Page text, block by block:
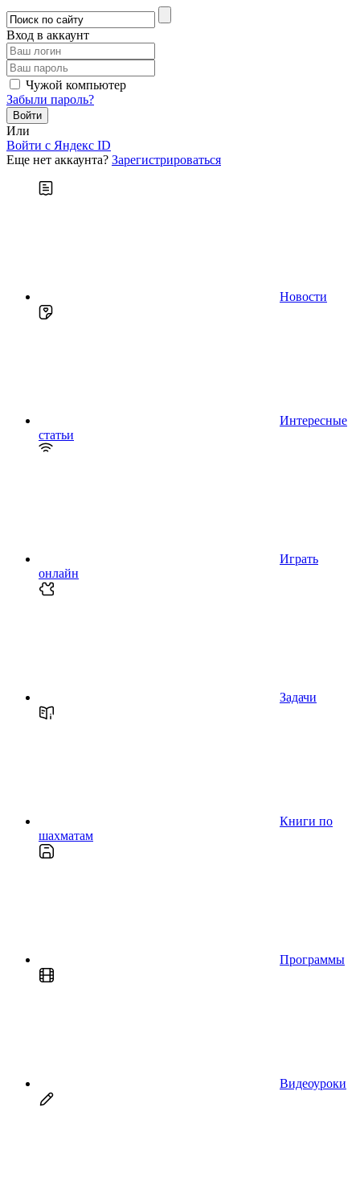
Вход в аккаунт
Чужой компьютер
Забыли пароль?
Или
Войти c Яндекс ID
Еще нет аккаунта? Зарегистрироваться
Новости
Интересные
статьи
Играть
онлайн
Задачи
Книги по
шахматам
Программы
Видеоуроки